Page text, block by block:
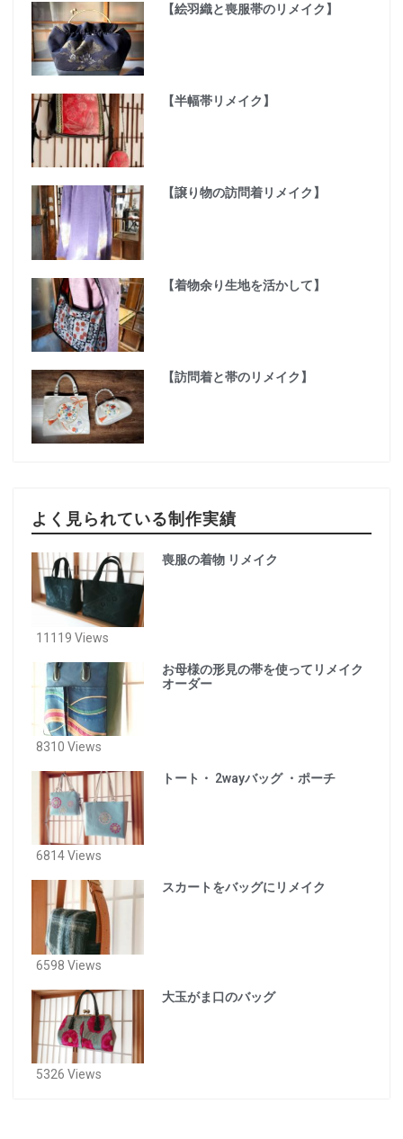
【絵羽織と喪服帯のリメイク】
【半幅帯リメイク】
【譲り物の訪問着リメイク】
【着物余り生地を活かして】
【訪問着と帯のリメイク】
よく見られている制作実績
喪服の着物 リメイク
11119 Views
お母様の形見の帯を使ってリメイク
オーダー
8310 Views
トート・ 2wayバッグ ・ポーチ
6814 Views
スカートをバッグにリメイク
6598 Views
大玉がま口のバッグ
5326 Views